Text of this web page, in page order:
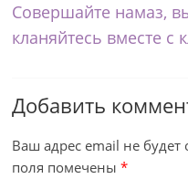
Совершайте намаз,
кланяйтесь вместе
Добавить
Ваш адрес email не будет
поля помечены*